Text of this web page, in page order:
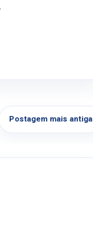
Postagem mais antiga